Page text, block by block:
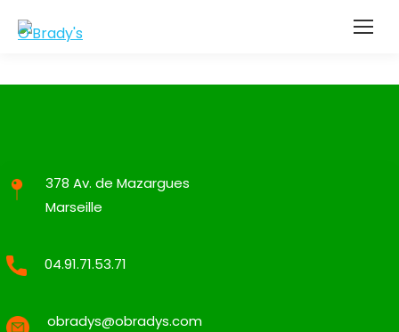
378 Av. de Mazargues
Marseille
04.91.71.53.71
obradys@obradys.com